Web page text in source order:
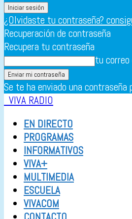
¿Olvidaste tu contraseña?
Recuperación de contraseña
Recupera tu contraseña
tu
Se te ha enviado una
VIVA RADIO
EN DIRECTO
PROGRAMAS
INFORMATIVOS
VIVA+
MULTIMEDIA
ESCUELA
VIVACOM